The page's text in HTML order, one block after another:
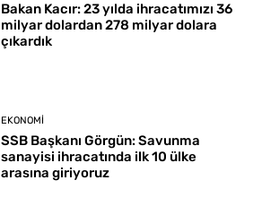
Bakan Kacır: 23 yılda ihracatımızı 36
milyar dolardan 278 milyar dolara
çıkardık
EKONOMI
SSB Başkanı Görgün: Savunma
sanayisi ihracatında ilk 10 ülke
arasına giriyoruz